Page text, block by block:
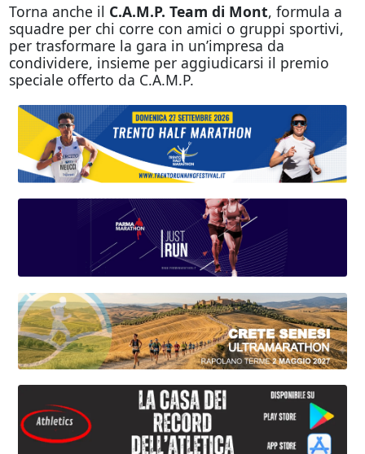
Torna anche il C.A.M.P. Team di Mont, formula a
squadre per chi corre con amici o gruppi sportivi,
per trasformare la gara in un’impresa da
condividere, insieme per aggiudicarsi il premio
speciale offerto da C.A.M.P.